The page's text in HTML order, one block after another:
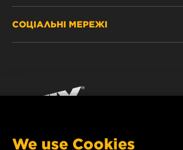
ЗАХИСТ ПЕРСОНАЛЬНИХ ДАНИХ
РЕКВІЗИТИ
СОЦІАЛЬНІ МЕРЕЖІ
We use Cookies